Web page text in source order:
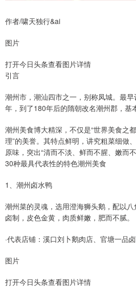
作者/啸天独行&ai
图片
打开今日头条查看图片详情
引言
潮州市，潮汕四市之一，别称凤城。最
年，到了180年后的隋朝改名潮州郡，基
潮州美食博大精深，不仅是“世界美食之
理”的美誉。其特点鲜明，讲究粗菜细做
原味，突出“清而不淡、鲜而不腥、嫩而
30种最具代表性的特色潮州美食
1、潮州卤水鸭
潮州菜的灵魂，选用澄海狮头鹅，配以
卤制，皮色金黄，肉质鲜嫩，肥而不腻。
·代表店铺：溪口刘卜鹅肉店、官塘一品
图片
打开今日头条查看图片详情